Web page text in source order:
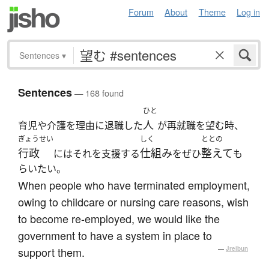
Forum About Theme Log in
Sentences ▾
Sentences— 168 found
育児や介護を理由に退職した
ひと
人 が再就職を望む時、
ぎょうせい
行政 にはそれを支援する
しく
仕組みをぜひ
ととの
整えても
らいたい。
When people who have terminated employment,
owing to childcare or nursing care reasons, wish
to become re-employed, we would like the
government to have a system in place to
support them.
— Jreibun